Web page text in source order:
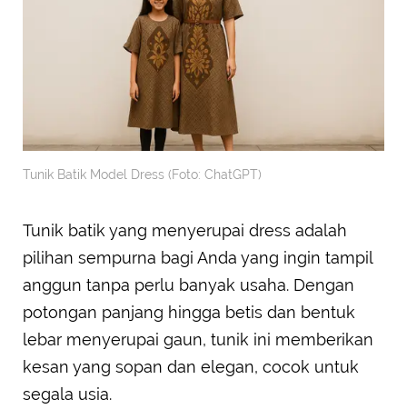
Tunik Batik Model Dress (Foto: ChatGPT)
Tunik batik yang menyerupai dress adalah
pilihan sempurna bagi Anda yang ingin tampil
anggun tanpa perlu banyak usaha. Dengan
potongan panjang hingga betis dan bentuk
lebar menyerupai gaun, tunik ini memberikan
kesan yang sopan dan elegan, cocok untuk
segala usia.